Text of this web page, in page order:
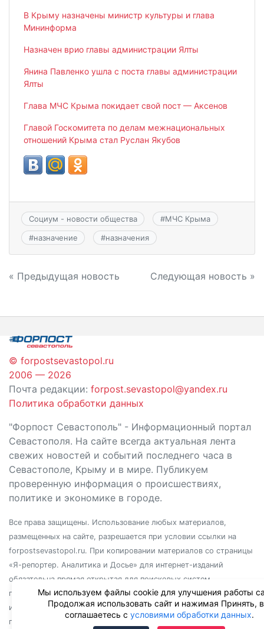
В Крыму назначены министр культуры и глава
Мининформа
Назначен врио главы администрации Ялты
Янина Павленко ушла с поста главы администрации
Ялты
Глава МЧС Крыма покидает свой пост — Аксенов
Главой Госкомитета по делам межнациональных
отношений Крыма стал Руслан Якубов
Социум - новости общества #МЧС Крыма
#назначение #назначения
Навигация
записям
« Предыдущая новость Следующая новость »
© forpostsevastopol.ru
2006 — 2026
Почта редакции: forpost.sevastopol@yandex.ru
Политика обработки данных
"Форпост Севастополь" - Информационный портал
Севастополя. На сайте всегда актуальная лента
свежих новостей и событий последнего часа в
Севастополе, Крыму и в мире. Публикуем
проверенную информация о происшествиях,
политике и экономике в городе.
Все права защищены. Использование любых материалов,
размещенных на сайте, разрешается при условии ссылки на
forpostsevastopol.ru. При копировании материалов со страницы
«Я-репортер. Аналитика и Досье» для интернет-изданий
обязательна прямая открытая для поисковых систем
гиперссылка. Независимо от полного или частичного
использования материалов, ссылка должна быть размещена в
подзаголовке или первом абзаце материала.
Мы используем файлы cookie для улучшения работы
Продолжая использовать сайт и нажимая Принять,
соглашаетесь с условиями обработки данных.